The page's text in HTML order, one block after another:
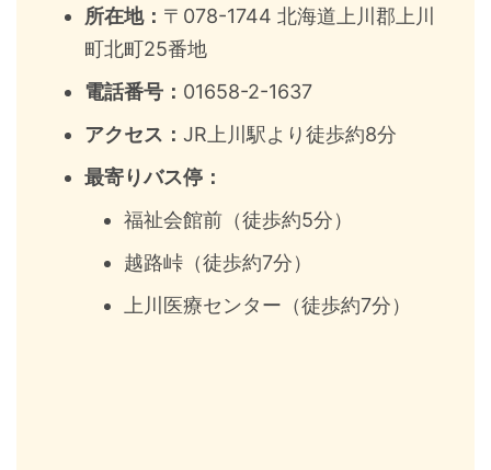
所在地： 〒078-1744 北海道上川郡上川
町北町25番地
電話番号： 01658-2-1637
アクセス： JR上川駅より徒歩約8分
最寄りバス停：
福祉会館前（徒歩約5分）
越路峠（徒歩約7分）
上川医療センター（徒歩約7分）